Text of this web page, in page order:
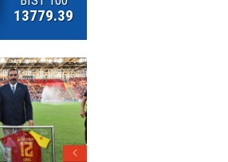
13779.39